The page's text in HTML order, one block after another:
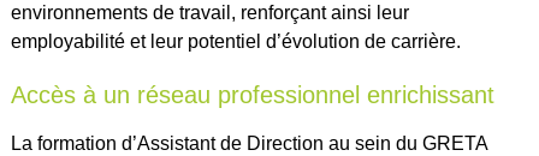
environnements de travail, renforçant ainsi leur
employabilité et leur potentiel d’évolution de carrière.
Accès à un réseau professionnel enrichissant
La formation d’Assistant de Direction au sein du GRETA